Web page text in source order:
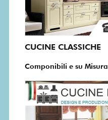
CUCINE CLASSICHE
Componibili e su Misura